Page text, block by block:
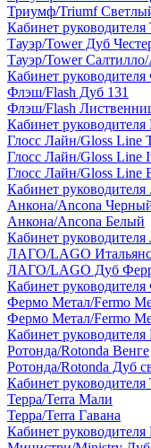
Триумф/Triumf
Кабинет
Тауэр/Tower Дуб
Тауэр/Tower
Кабинет
Флэш/Flash Дуб 131
Флэш/Flash
Кабинет
Глосс Лайн/Gloss Line
Глосс Лайн/Gloss Line
Глосс Лайн/Gloss Line
Кабинет
Анкона/Ancona
Анкона/Ancona Белый
Кабинет
ЛАГО/LAGO
ЛАГО/LAGO Дуб
Кабинет
Фермо Метал/Fermo
Фермо Метал/Fermo
Кабинет
Ротонда/Rotonda Венге
Ротонда/Rotonda Дуб
Кабинет
Терра/Terra Мали
Терра/Terra Гавана
Кабинет